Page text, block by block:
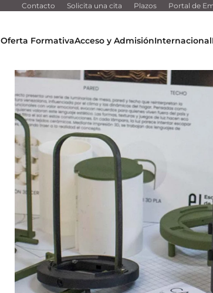
Contacto Solicita una cita Plazos Portal de
Oferta FormativaAcceso y AdmisiónInternacional